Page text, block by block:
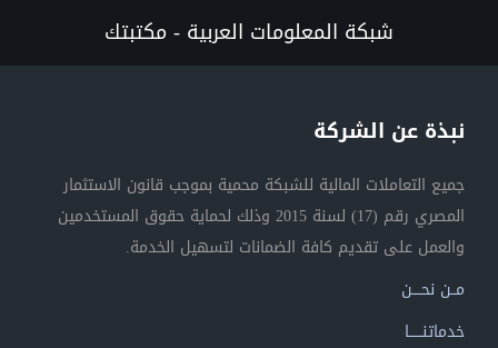
شبكة المعلومات العربية - مكتبتك
نبذة عن الشركة
جميع التعاملات المالية للشبكة محمية بموجب قانون الاستثمار
المصري رقم (17) لسنة 2015 وذلك لحماية حقوق المستخدمين
والعمل على تقديم كافة الضمانات لتسهيل الخدمة.
مــن نحــــن
خدماتنــــــا